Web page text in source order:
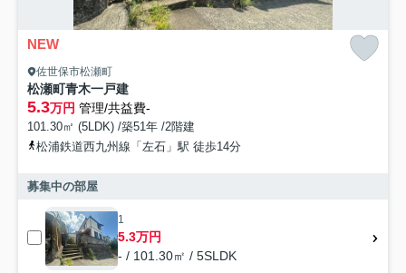
NEW
佐世保市松瀬町
松瀬町青木一戸建
5.3万円 管理/共益費-
101.30㎡ (5LDK) /築51年 /2階建
松浦鉄道西九州線「左石」駅 徒歩14分
募集中の部屋
1
5.3万円
- / 101.30㎡ / 5SLDK